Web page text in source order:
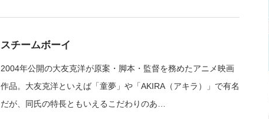
スチームボーイ
2004年公開の大友克洋が原案・脚本・監督を務めたアニメ映画
作品。大友克洋といえば「童夢」や「AKIRA（アキラ）」で有名
だが、同氏の特長ともいえるこだわりのあ…